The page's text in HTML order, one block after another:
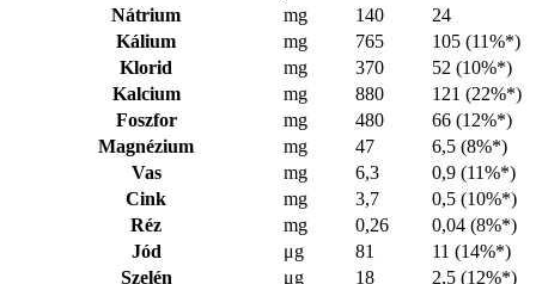
Nátrium
mg 140
24
Kálium
mg 765
105 (11%*)
Klorid
mg 370
52 (10%*)
Kalcium
mg 880
121 (22%*)
Foszfor
mg 480
66 (12%*)
Magnézium
mg 47
6,5 (8%*)
Vas
mg 6,3
0,9 (11%*)
Cink
mg 3,7
0,5 (10%*)
Réz
mg 0,26
0,04 (8%*)
Jód
μg 81
11 (14%*)
Szelén
μg 18
2,5 (12%*)